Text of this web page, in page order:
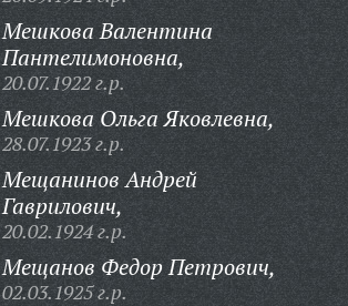
Мешкова Валентина
Пантелимоновна,
20.07.1922 г.р.
Мешкова Ольга Яковлевна,
28.07.1923 г.р.
Мещанинов Андрей
Гаврилович,
20.02.1924 г.р.
Мещанов Федор Петрович,
02.03.1925 г.р.